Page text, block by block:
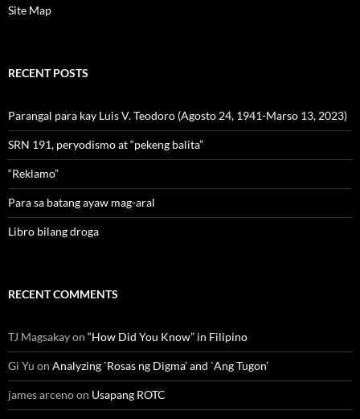
Site Map
RECENT POSTS
Parangal para kay Luis V. Teodoro (Agosto 24, 1941-Marso 13, 2023)
SRN 191, peryodismo at “pekeng balita”
“Reklamo”
Para sa batang ayaw mag-aral
Libro bilang droga
RECENT COMMENTS
TJ Magsakayon “How Did You Know” in Filipino
Gi Yu on Analyzing `Rosas ng Digma’ and `Ang Tugon’
james arcenoon Usapang ROTC